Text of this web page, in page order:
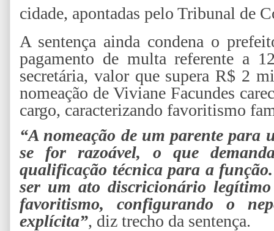
cidade, apontadas pelo Tribunal de
A sentença ainda condena o
pagamento de multa referente a
secretária, valor que supera R$ 2
nomeação de Viviane Facundes
cargo, caracterizando favoritismo
“A nomeação de um parente para
se for razoável, o que
qualificação técnica para a
ser um ato discricionário
favoritismo, configurando o
explícita”, diz trecho da sentença.